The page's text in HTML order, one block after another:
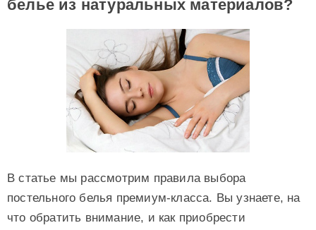
белье из натуральных материалов?
В статье мы рассмотрим правила выбора
постельного белья премиум-класса. Вы узнаете, на
что обратить внимание, и как приобрести